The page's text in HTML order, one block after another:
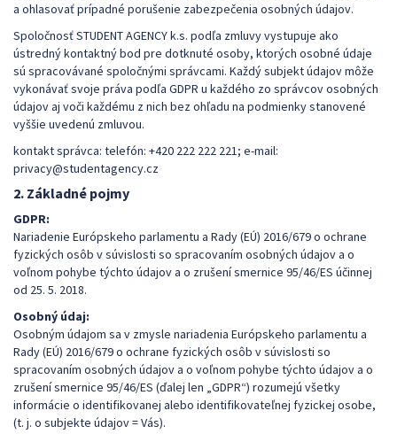
a ohlasovať prípadné porušenie zabezpečenia osobných údajov.
Spoločnosť STUDENT AGENCY k.s. podľa zmluvy vystupuje ako
ústredný kontaktný bod pre dotknuté osoby, ktorých osobné údaje
sú spracovávané spoločnými správcami. Každý subjekt údajov môže
vykonávať svoje práva podľa GDPR u každého zo správcov osobných
údajov aj voči každému z nich bez ohľadu na podmienky stanovené
vyššie uvedenú zmluvou.
kontakt správca: telefón: +420 222 222 221; e-mail:
privacy@studentagency.cz
2. Základné pojmy
GDPR:
Nariadenie Európskeho parlamentu a Rady (EÚ) 2016/679 o ochrane
fyzických osôb v súvislosti so spracovaním osobných údajov a o
voľnom pohybe týchto údajov a o zrušení smernice 95/46/ES účinnej
od 25. 5. 2018.
Osobný údaj:
Osobným údajom sa v zmysle nariadenia Európskeho parlamentu a
Rady (EÚ) 2016/679 o ochrane fyzických osôb v súvislosti so
spracovaním osobných údajov a o voľnom pohybe týchto údajov a o
zrušení smernice 95/46/ES (ďalej len „GDPR“) rozumejú všetky
informácie o identifikovanej alebo identifikovateľnej fyzickej osobe,
(t. j. o subjekte údajov = Vás).